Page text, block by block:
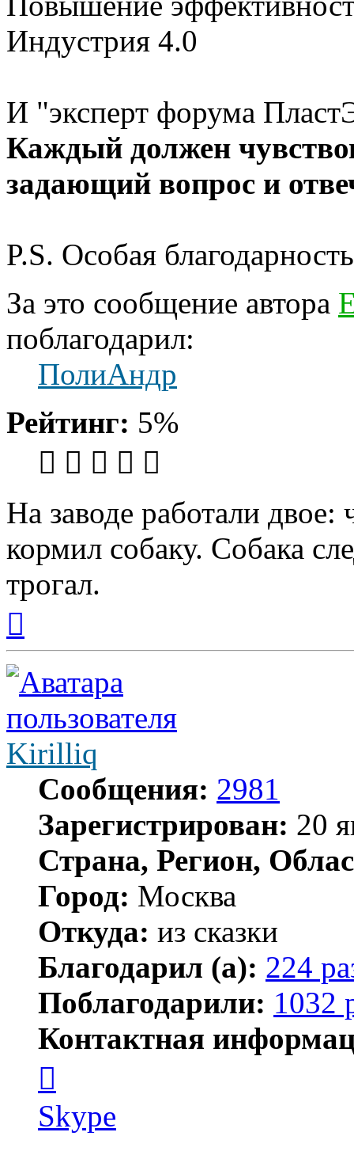
Индустрия 4.0
И "эксперт форума
Каждый должен
задающий вопрос и
P.S. Особая
За это сообщение автора
поблагодарил:
ПолиАндр
Рейтинг: 5%
На заводе работали двое:
кормил собаку. Собака
трогал.
началу
Kirilliq
Сообщения: 2981
Зарегистрирован: 20
Страна, Регион,
Город: Москва
Откуда: из сказки
Благодарил (а): 224
Поблагодарили: 1032
Контактная
пользователя
Kirilliq
Skype